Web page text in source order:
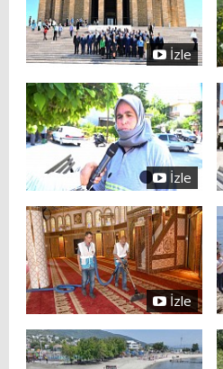
İzle
İzle
İzle